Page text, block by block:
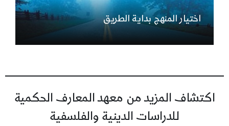
اختيار المنهج بداية الطريق
اكتشاف المزيد من معهد المعارف الحكمية
للدراسات الدينية والفلسفية